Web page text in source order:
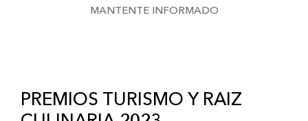
MANTENTE INFORMADO
PREMIOS TURISMO Y RAIZ